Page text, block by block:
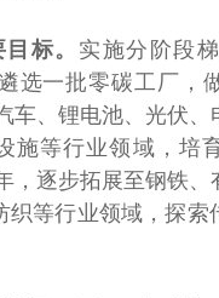
标。 实施分阶段
选一批零碳工厂，
车、锂电池、光伏、
施等行业领域，培
，逐步拓展至钢铁、
织等行业领域，探索